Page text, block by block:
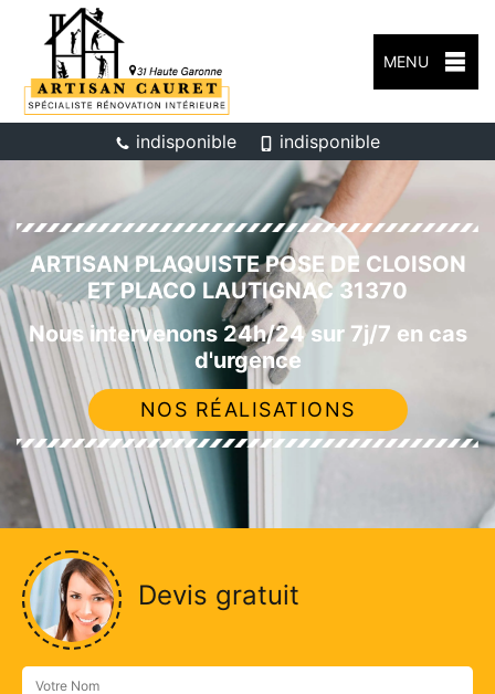
MENU
indisponible indisponible
ARTISAN PLAQUISTE POSE DE CLOISON
ET PLACO LAUTIGNAC 31370
Nous intervenons 24h/24 sur 7j/7 en cas
d'urgence
NOS RÉALISATIONS
Devis gratuit